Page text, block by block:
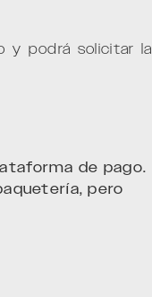
y podrá solicitar la
de pago.
pero